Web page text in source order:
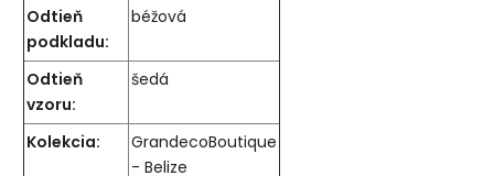
Odtieň
podkladu:
béžová
Odtieň
vzoru:
šedá
Kolekcia:
GrandecoBoutique
- Belize